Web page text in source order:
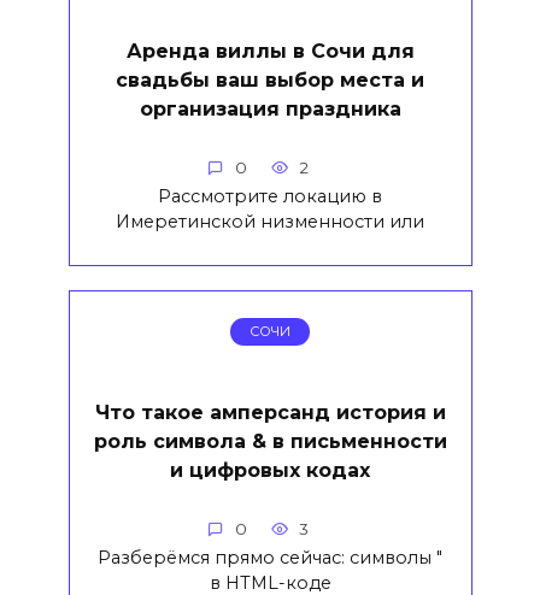
Аренда виллы в Сочи для
свадьбы ваш выбор места и
организация праздника
0 2
Рассмотрите локацию в
Имеретинской низменности или
СОЧИ
Что такое амперсанд история и
роль символа & в письменности
и цифровых кодах
0 3
Разберёмся прямо сейчас: символы "
в HTML-коде